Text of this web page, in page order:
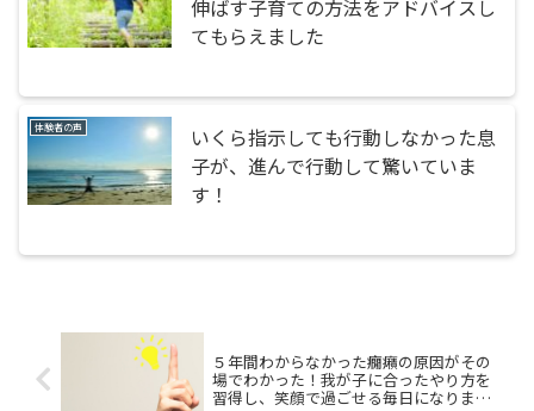
伸ばす子育ての方法をアドバイスし
てもらえました
体験者の声
いくら指示しても行動しなかった息
子が、進んで行動して驚いていま
す！
５年間わからなかった癇癪の原因がその
場でわかった！我が子に合ったやり方を
習得し、笑顔で過ごせる毎日になりまし